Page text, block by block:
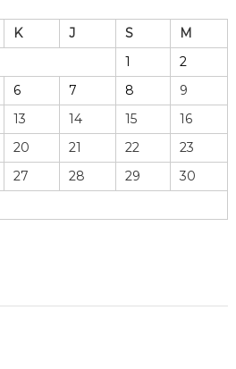
K J S
M
1
2
6 7 8
9
13 14 15
16
20 21 22
23
27 28 29
30